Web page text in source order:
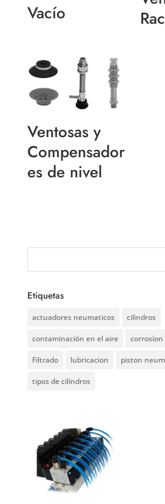
Vacío
Ventosas y
Compensador
es de nivel
Etiquetas
actuadores neumaticos cilindros
contaminación en el aire corrosíon
Filtrado lubricacion piston
tipos de cilindros